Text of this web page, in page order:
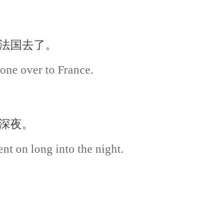
国去了。
over to France.
夜。
on long into the night.